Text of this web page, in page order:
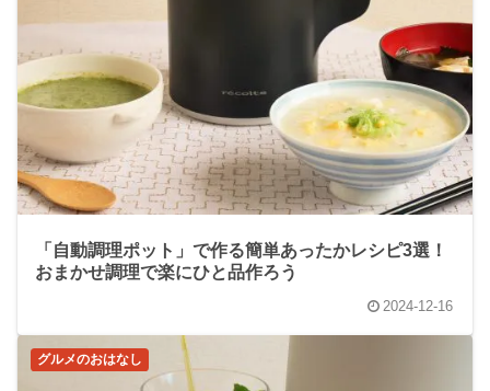
「自動調理ポット」で作る簡単あったかレシピ3選！
おまかせ調理で楽にひと品作ろう
2024-12-16
グルメのおはなし